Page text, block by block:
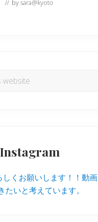
// by sara@kyoto
Instagram
しくお願いします！！動画
たいと考えています。